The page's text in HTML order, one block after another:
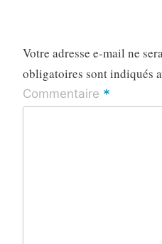
Votre adresse e-mail ne
obligatoires sont indiqués
Commentaire *